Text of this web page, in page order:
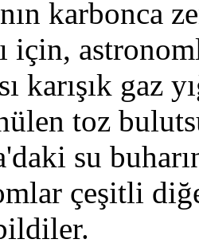
karbonca
için,
karışık gaz
toz
su
çeşitli